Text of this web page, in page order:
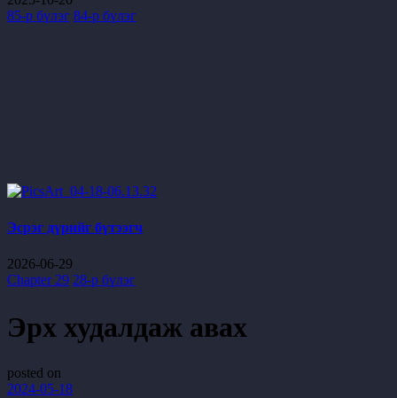
85-р бүлэг 84-р бүлэг
Эсрэг дүрийг бүтээгч
2026-06-29
Chapter 29 28-р бүлэг
Эрх худалдаж авах
posted on
2024-05-18